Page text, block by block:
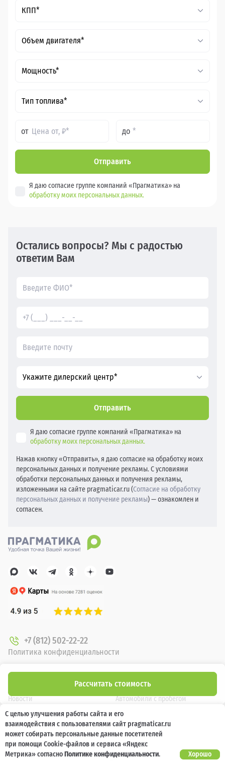
КПП*
Объем двигателя*
Мощность*
Тип топлива*
от до
Отправить
Я даю согласие группе компаний «Прагматика» на
обработку моих персональных данных.
Остались вопросы? Мы с радостью
ответим Вам
Укажите дилерский центр*
Отправить
Я даю согласие группе компаний «Прагматика» на
обработку моих персональных данных.
Нажав кнопку «Отправить», я даю согласие на обработку моих
персональных данных и получение рекламы. С условиями
обработки персональных данных и получения рекламы,
изложенными на сайте pragmaticar.ru (Согласие на обработку
персональных данных и получение рекламы) — ознакомлен и
согласен.
Рассчитать стоимость
+7 (812) 502-22-22
Политика конфиденциальности
Новости
Отзывы клиентов
Наша команда
Карьера
Новые автомобили
Автомобили с пробегом
Выкуп
Акции
Кузовной ремонт
С целью улучшения работы сайта и его
взаимодействия с пользователями сайт pragmaticar.ru
может собирать персональные данные посетителей
при помощи Cookie-файлов и сервиса «Яндекс
Метрика» согласноПолитике конфиденциальности.
Хорошо